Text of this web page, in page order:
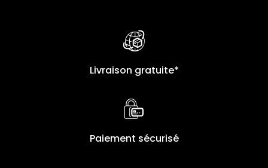
Livraison gratuite*
Paiement sécurisé